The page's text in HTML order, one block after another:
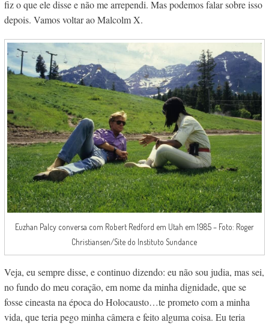
fiz o que ele disse e não me arrependi. Mas podemos falar sobre isso
depois. Vamos voltar ao Malcolm X.
Euzhan Palcy conversa com Robert Redford em Utah em 1985 – Foto: Roger
Christiansen/Site do Instituto Sundance
Veja, eu sempre disse, e continuo dizendo: eu não sou judia, mas sei,
no fundo do meu coração, em nome da minha dignidade, que se
fosse cineasta na época do Holocausto…te prometo com a minha
vida, que teria pego minha câmera e feito alguma coisa. Eu teria